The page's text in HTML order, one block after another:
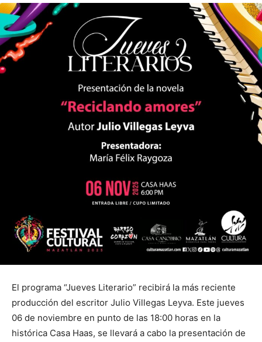
El programa “Jueves Literario” recibirá la más reciente
producción del escritor Julio Villegas Leyva. Este jueves
06 de noviembre en punto de las 18:00 horas en la
histórica Casa Haas, se llevará a cabo la presentación de